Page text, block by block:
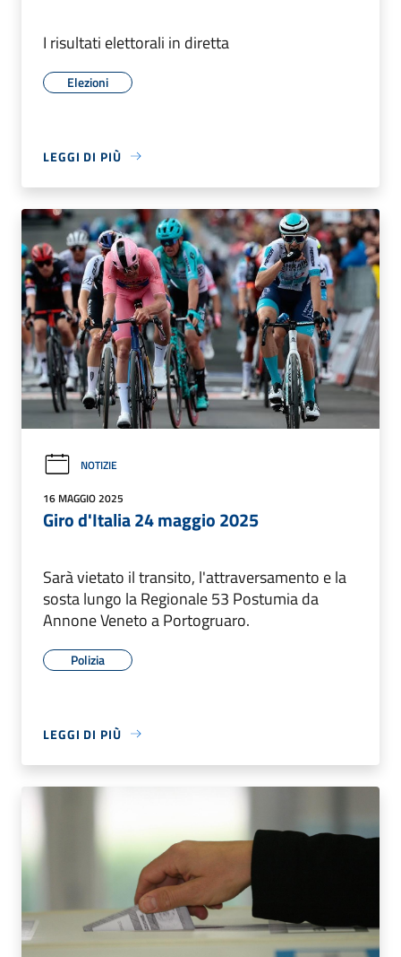
I risultati elettorali in diretta
Elezioni
LEGGI DI PIÙ
NOTIZIE
16 MAGGIO 2025
Giro d'Italia 24 maggio 2025
Sarà vietato il transito, l'attraversamento e la
sosta lungo la Regionale 53 Postumia da
Annone Veneto a Portogruaro.
Polizia
LEGGI DI PIÙ